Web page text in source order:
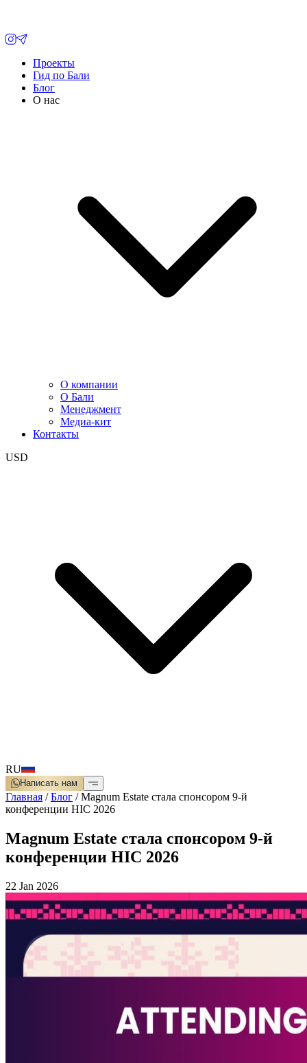
Проекты
Гид по Бали
Блог
О нас
О компании
О Бали
Менеджмент
Медиа-кит
Контакты
USD
RU
Написать нам
Главная /Блог /Magnum Estate стала спонсором 9-й
конференции HIC 2026
Magnum Estate стала спонсором 9-й
конференции HIC 2026
22 Jan 2026